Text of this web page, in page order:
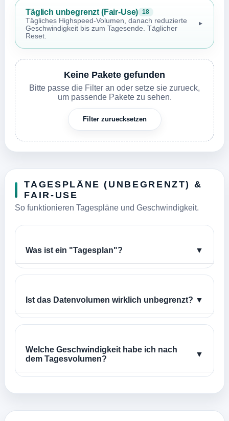
Täglich unbegrenzt (Fair-Use) 18
Tägliches Highspeed-Volumen, danach reduzierte
Geschwindigkeit bis zum Tagesende. Täglicher
Reset.
▼
Keine Pakete gefunden
Bitte passe die Filter an oder setze sie zurueck,
um passende Pakete zu sehen.
Filter zuruecksetzen
TAGESPLÄNE (UNBEGRENZT) &
FAIR-USE
So funktionieren Tagespläne und Geschwindigkeit.
Was ist ein "Tagesplan"? ▼
Ist das Datenvolumen wirklich unbegrenzt? ▼
Welche Geschwindigkeit habe ich nach
dem Tagesvolumen?
▼